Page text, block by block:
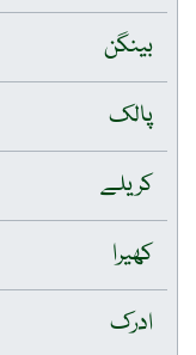
بینگن
پالک
کریلے
کھیرا
ادرک